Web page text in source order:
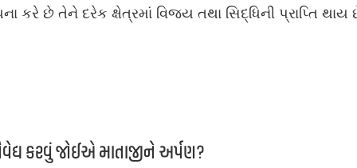
કરે છે તેને દરેક ક્ષેત્રમાં વિજય તથા સિદ્ધિની પ્રાપ્તિ થાય
કરવું જોઈએ માતાજીને અર્પણ?